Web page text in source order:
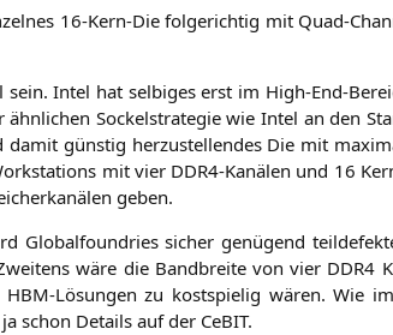
16-Kern-Die fol­ge­rich­tig mit Quad-
Intel hat sel­bi­ges erst im High-End-
Sockel­stra­te­gie wie Intel an den
güns­tig her­zu­stel­len­des Die mit
mit vier DDR4-Kanä­len und 16
geben.
Glo­bal­found­ries sicher genü­gend
wäre die Band­brei­te von vier DDR4
Lösun­gen zu kost­spie­lig wären. Wie
schon Details auf der CeBIT.